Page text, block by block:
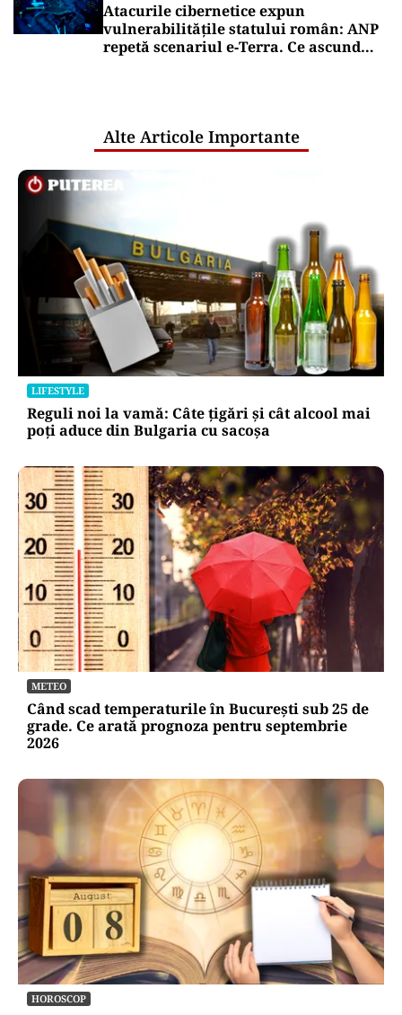
Atacurile cibernetice expun
vulnerabilitățile statului român: ANP
repetă scenariul e‑Terra. Ce ascund
Alte Articole Importante
LIFESTYLE
Reguli noi la vamă: Câte țigări și cât alcool mai
poți aduce din Bulgaria cu sacoșa
METEO
Când scad temperaturile în București sub 25 de
grade. Ce arată prognoza pentru septembrie
2026
HOROSCOP